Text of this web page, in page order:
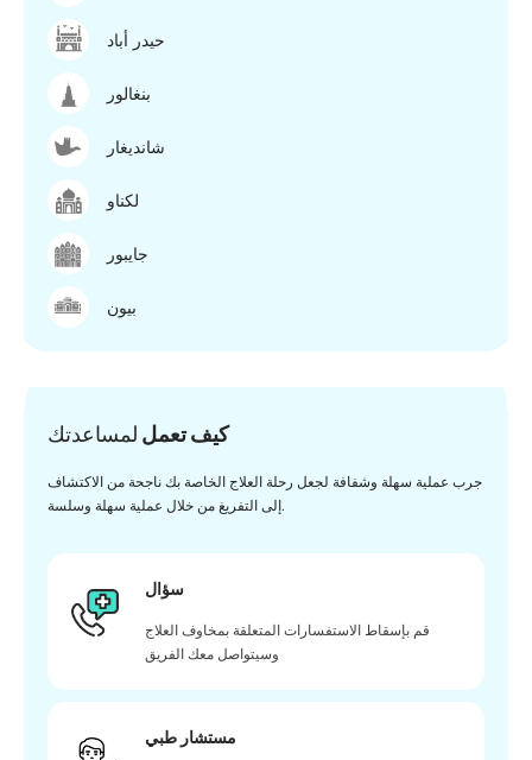
حيدر أباد
بنغالور
شانديغار
لكناو
جايبور
بيون
كيف تعمل لمساعدتك
جرب عملية سهلة وشفافة لجعل رحلة العلاج الخاصة بك ناجحة من الاكتشاف
إلى التفريغ من خلال عملية سهلة وسلسة.
سؤال
قم بإسقاط الاستفسارات المتعلقة بمخاوف العلاج
وسيتواصل معك الفريق
مستشار طبي